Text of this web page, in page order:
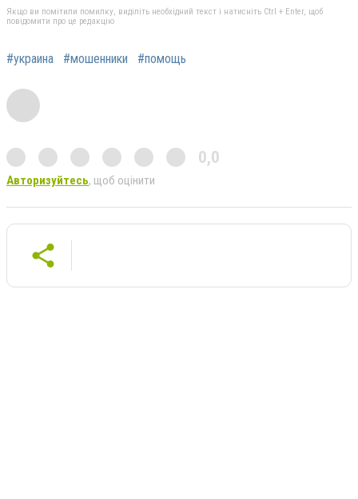
Якщо ви помітили помилку, виділіть необхідний текст і натисніть Ctrl + Enter, щоб
повідомити про це редакцію
#украина #мошенники #помощь
0,0
Авторизуйтесь, щоб оцінити